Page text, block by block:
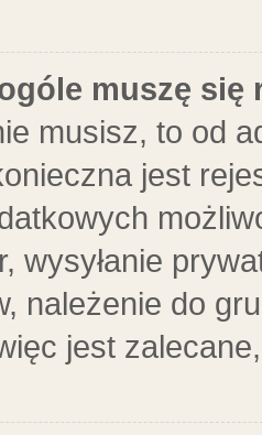
muszę się
musisz, to od
jest
wysyłanie
należenie do
jest